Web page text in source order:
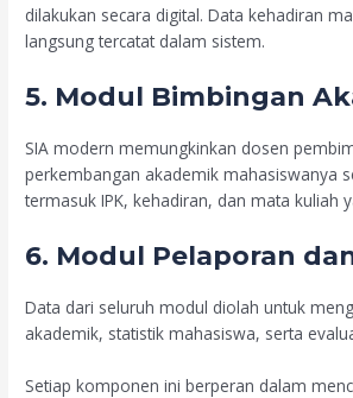
dilakukan secara digital. Data kehadiran
langsung tercatat dalam sistem.
5. Modul Bimbingan
SIA modern memungkinkan dosen
perkembangan akademik mahasiswanya
termasuk IPK, kehadiran, dan mata kuliah
6. Modul Pelaporan
Data dari seluruh modul diolah untuk
akademik, statistik mahasiswa, serta
Setiap komponen ini berperan dalam